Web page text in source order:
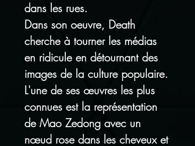
dans les rues.
Dans son oeuvre, Death
cherche à tourner les médias
en ridicule en détournant des
images de la culture populaire.
L'une de ses œuvres les plus
connues est la représentation
de Mao Zedong avec un
nœud rose dans les cheveux et